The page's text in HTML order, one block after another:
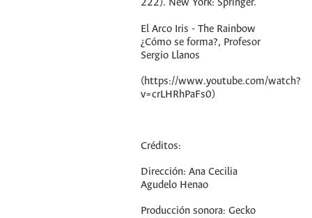
222). New York: Springer.
El Arco Iris - The Rainbow
¿Cómo se forma?, Profesor
Sergio Llanos
(https://www.youtube.com/watch?
v=crLHRhPaFs0)
Créditos:
Dirección: Ana Cecilia
Agudelo Henao
Producción sonora: Gecko